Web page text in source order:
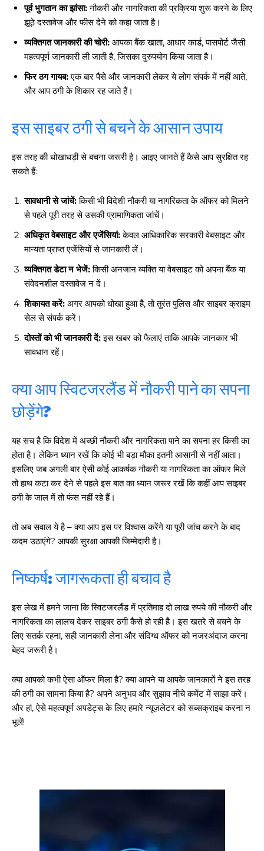
पूर्व भुगतान का झांसा:नौकरी और नागरिकता की प्रक्रिया शुरू करने के लिए
झूठे दस्तावेज और फीस देने को कहा जाता है।
व्यक्तिगत जानकारी की चोरी: आपका बैंक खाता, आधार कार्ड, पासपोर्ट जैसी
महत्वपूर्ण जानकारी ली जाती है, जिसका दुरुपयोग किया जाता है।
फिर ठग गायब:एक बार पैसे और जानकारी लेकर ये लोग संपर्क में नहीं आते,
और आप ठगी के शिकार रह जाते हैं।
इस साइबर ठगी से बचने के आसान उपाय
इस तरह की धोखाधड़ी से बचना जरूरी है। आइए जानते हैं कैसे आप सुरक्षित रह
सकते हैं:
सावधानी से जांचें:किसी भी विदेशी नौकरी या नागरिकता के ऑफर को मिलने
से पहले पूरी तरह से उसकी प्रामाणिकता जांचें।
अधिकृत वेबसाइट और एजेंसियां:केवल आधिकारिक सरकारी वेबसाइट और
मान्यता प्राप्त एजेंसियों से जानकारी लें।
व्यक्तिगत डेटा न भेजें:किसी अनजान व्यक्ति या वेबसाइट को अपना बैंक या
संवेदनशील दस्तावेज न दें।
शिकायत करें: अगर आपको धोखा हुआ है, तो तुरंत पुलिस और साइबर क्राइम
सेल से संपर्क करें।
दोस्तों को भी जानकारी दें:इस खबर को फैलाएं ताकि आपके जानकार भी
सावधान रहें।
क्या आप स्विटजरलैंड में नौकरी पाने का सपना
छोड़ेंगे?
यह सच है कि विदेश में अच्छी नौकरी और नागरिकता पाने का सपना हर किसी का
होता है। लेकिन ध्यान रखें कि कोई भी बड़ा मौका इतनी आसानी से नहीं आता।
इसलिए जब अगली बार ऐसी कोई आकर्षक नौकरी या नागरिकता का ऑफर मिले
तो हाथ कटा कर देने से पहले इस बात का ध्यान जरूर रखें कि कहीं आप साइबर
ठगी के जाल में तो फंस नहीं रहे हैं।
तो अब सवाल ये है – क्या आप इस पर विश्वास करेंगे या पूरी जांच करने के बाद
कदम उठाएंगे? आपकी सुरक्षा आपकी जिम्मेदारी है।
निष्कर्ष: जागरूकता ही बचाव है
इस लेख में हमने जाना कि स्विटजरलैंड में प्रतिमाह दो लाख रुपये की नौकरी और
नागरिकता का लालच देकर साइबर ठगी कैसे हो रही है। इस खतरे से बचने के
लिए सतर्क रहना, सही जानकारी लेना और संदिग्ध ऑफर को नजरअंदाज करना
बेहद जरूरी है।
क्या आपको कभी ऐसा ऑफर मिला है? क्या आपने या आपके जानकारों ने इस तरह
की ठगी का सामना किया है? अपने अनुभव और सुझाव नीचे कमेंट में साझा करें।
और हां, ऐसे महत्वपूर्ण अपडेट्स के लिए हमारे न्यूज़लेटर को सब्सक्राइब करना न
भूलें!